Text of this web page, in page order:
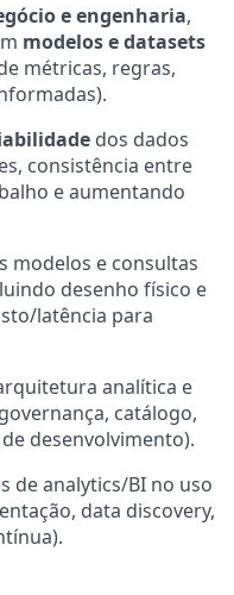
e engenharia,
modelos e datasets
métricas, regras,
dos dados
consistência entre
e aumentando
modelos e consultas
desenho físico e
latência para
analítica e
catálogo,
desenvolvimento).
de analytics/BI no uso
data discovery,